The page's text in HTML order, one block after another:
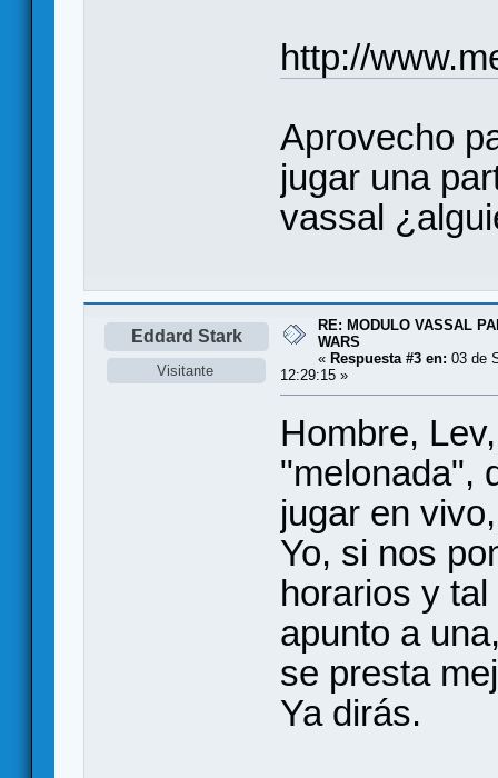
http://
Aprovecho
jugar una
vassal
Eddard Stark
Visitante
RE: MODULO VASSAL
WARS
« Respuesta #3 en: 03 de
12:29:15 »
Hombre,
"melonada",
jugar en
Yo, si nos
horarios y
apunto a
se presta
Ya dirás.